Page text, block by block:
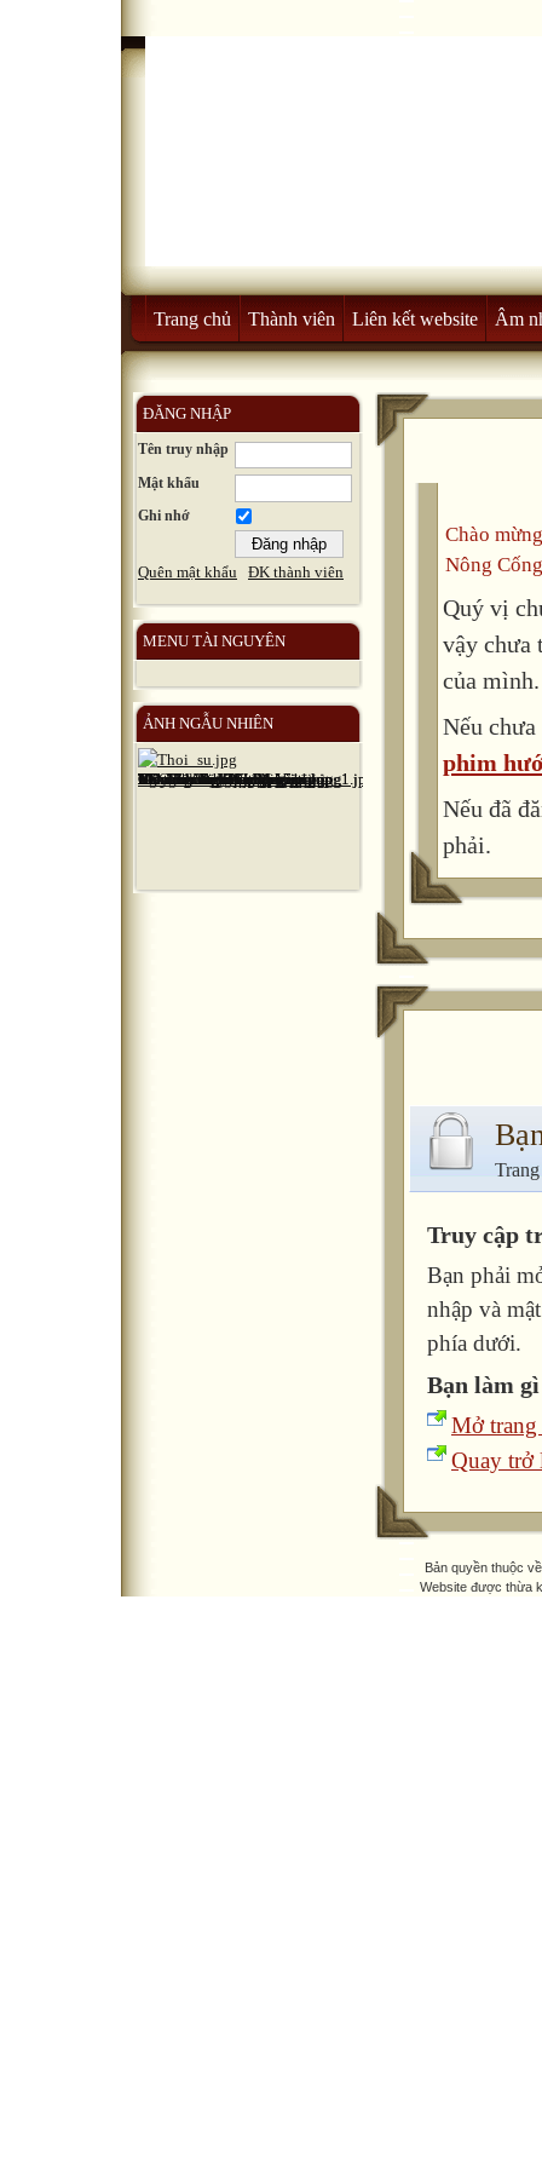
Trang chủ Thành viên Liên kết website Âm
ĐĂNG NHẬP
Tên truy nhập
Mật khẩu
Ghi nhớ
Quên mật khẩu ĐK thành viên
MENU TÀI NGUYÊN
ẢNH NGẪU NHIÊN
Chào
Nông
Quý vị
vậy chưa
của mình.
Nếu
phim
Nếu đã
phải.
Truy cập
Bạn phải
nhập và
phía dưới.
Bạn làm
Mở trang
Quay trở
Bản quyền thuộc
Website được thừa